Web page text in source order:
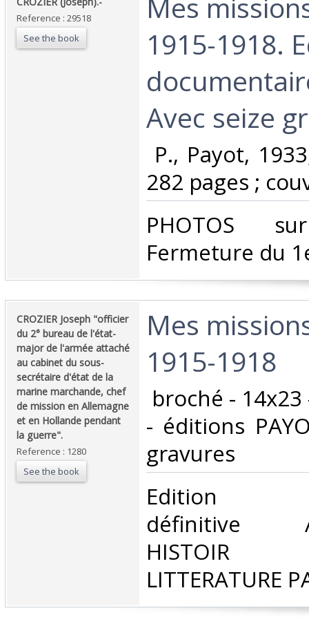
Reference : 29518
See the book
‎Mes
1915-1918.
Avec seize
P., Payot,
282 pages ;
‎PHOTOS
Fermeture du
‎CROZIER Joseph "officier
du 2° bureau de l'état-
major de l'armée attaché
au cabinet du sous-
secrétaire d'état de la
marine marchande, chef
de mission en Allemagne
et en Hollande pendant
la guerre".‎
Reference : 1280
See the book
‎Mes
1915-1918‎
broché -
- éditions
gravures‎
‎Edition
définitive
HISTOIR
LITTERATURE